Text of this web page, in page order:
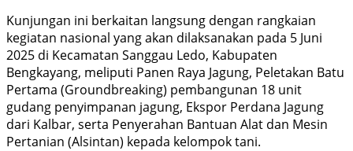
Kunjungan ini berkaitan langsung dengan rangkaian
kegiatan nasional yang akan dilaksanakan pada 5 Juni
2025 di Kecamatan Sanggau Ledo, Kabupaten
Bengkayang, meliputi Panen Raya Jagung, Peletakan Batu
Pertama (Groundbreaking) pembangunan 18 unit
gudang penyimpanan jagung, Ekspor Perdana Jagung
dari Kalbar, serta Penyerahan Bantuan Alat dan Mesin
Pertanian (Alsintan) kepada kelompok tani.